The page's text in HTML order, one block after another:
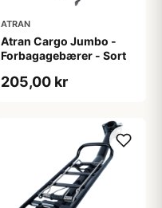
ATRAN
Atran Cargo Jumbo -
Forbagagebærer - Sort
205,00 kr